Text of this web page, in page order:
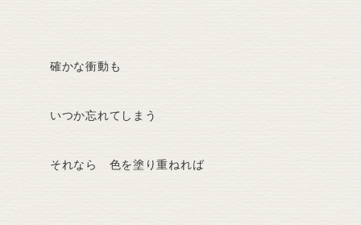
確かな衝動も
いつか忘れてしまう
それなら 色を塗り重ねれば